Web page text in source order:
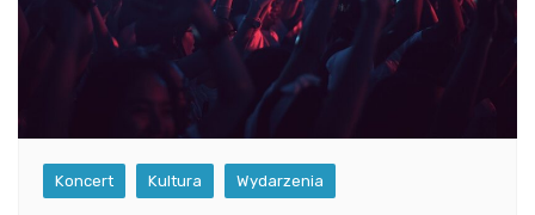
Koncert Kultura Wydarzenia